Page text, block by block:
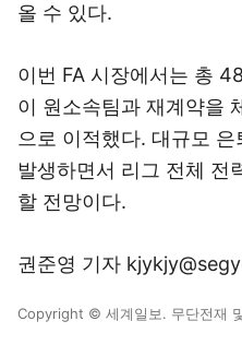
올 수 있다.
이번 FA 시장에서는 총
이 원소속팀과 재계약을
으로 이적했다. 대규모
발생하면서 리그 전체 전
할 전망이다.
권준영 기자
Copyright © 세계일보. 무단전재